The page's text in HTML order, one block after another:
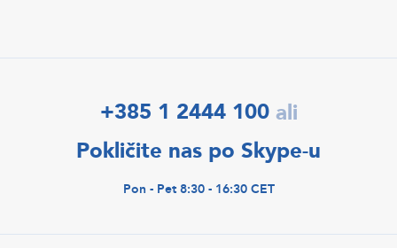
+385 1 2444 100 ali
Pokličite nas po Skype-u
Pon - Pet 8:30 - 16:30 CET